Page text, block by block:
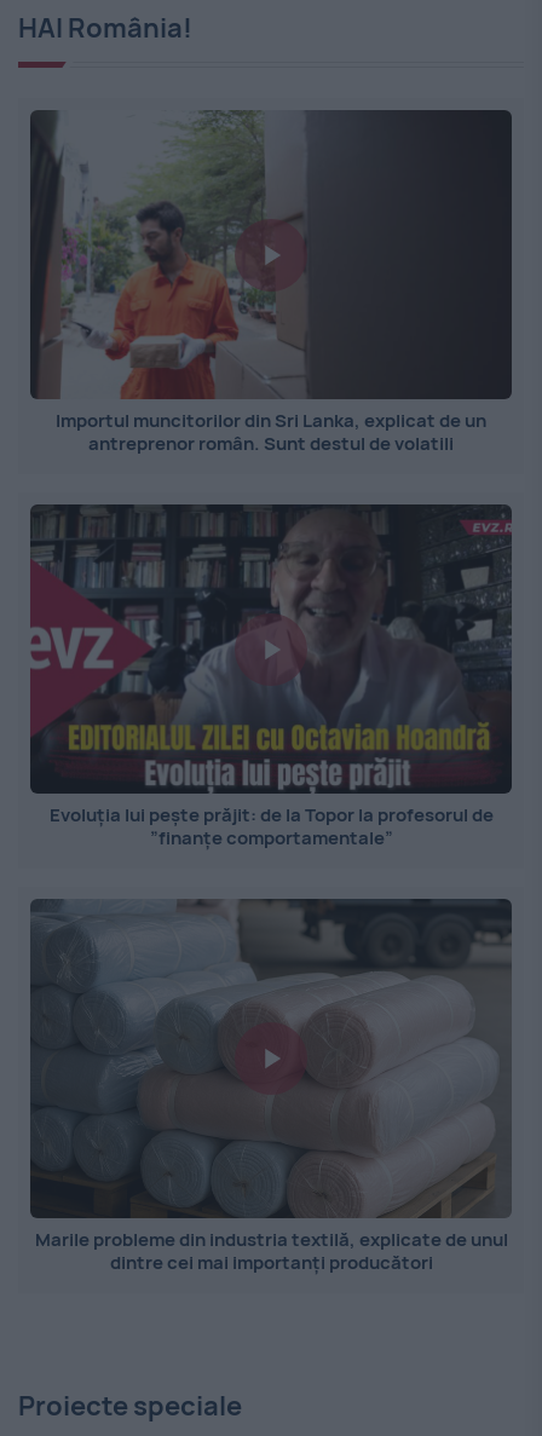
HAI România!
Importul muncitorilor din Sri Lanka, explicat de un
antreprenor român. Sunt destul de volatili
Evoluția lui pește prăjit: de la Topor la profesorul de
”finanțe comportamentale”
Marile probleme din industria textilă, explicate de unul
dintre cei mai importanți producători
Proiecte speciale